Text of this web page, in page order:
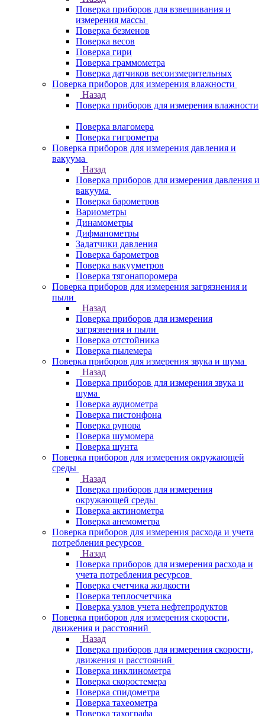
Поверка приборов для взвешивания и
измерения массы
Поверка безменов
Поверка весов
Поверка гири
Поверка граммометра
Поверка датчиков весоизмерительных
Поверка приборов для измерения влажности
Назад
Поверка приборов для измерения влажности
Поверка влагомера
Поверка гигрометра
Поверка приборов для измерения давления и
вакуума
Назад
Поверка приборов для измерения давления и
вакуума
Поверка барометров
Вариометры
Динамометры
Дифманометры
Задатчики давления
Поверка барометров
Поверка вакууметров
Поверка тягонапоромера
Поверка приборов для измерения загрязнения и
пыли
Назад
Поверка приборов для измерения
загрязнения и пыли
Поверка отстойника
Поверка пылемера
Поверка приборов для измерения звука и шума
Назад
Поверка приборов для измерения звука и
шума
Поверка аудиометра
Поверка пистонфона
Поверка рупора
Поверка шумомера
Поверка шунта
Поверка приборов для измерения окружающей
среды
Назад
Поверка приборов для измерения
окружающей среды
Поверка актинометра
Поверка анемометра
Поверка приборов для измерения расхода и учета
потребления ресурсов
Назад
Поверка приборов для измерения расхода и
учета потребления ресурсов
Поверка счетчика жидкости
Поверка теплосчетчика
Поверка узлов учета нефтепродуктов
Поверка приборов для измерения скорости,
движения и расстояний
Назад
Поверка приборов для измерения скорости,
движения и расстояний
Поверка инклинометра
Поверка скоростемера
Поверка спидометра
Поверка тахеометра
Поверка тахографа